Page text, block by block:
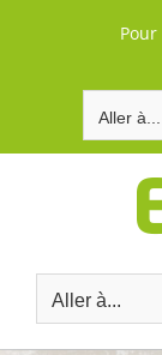
Aller à...
Aller à...